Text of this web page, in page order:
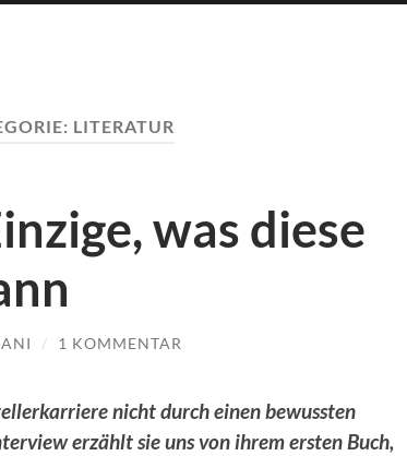
LITERATUR
was diese
/ 1 KOMMENTAR
nicht durch einen bewussten
erzählt sie uns von ihrem ersten Buch,